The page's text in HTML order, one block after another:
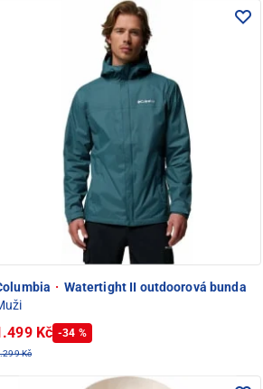
· Watertight II outdoorová bunda
Kč -34 %
Kč